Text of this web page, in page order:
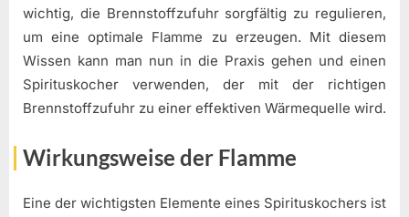
wichtig, die Brennstoffzufuhr sorgfältig zu regulieren,
um eine optimale Flamme zu erzeugen. Mit diesem
Wissen kann man nun in die Praxis gehen und einen
Spirituskocher verwenden, der mit der richtigen
Brennstoffzufuhr zu einer effektiven Wärmequelle wird.
Wirkungsweise der Flamme
Eine der wichtigsten Elemente eines Spirituskochers ist